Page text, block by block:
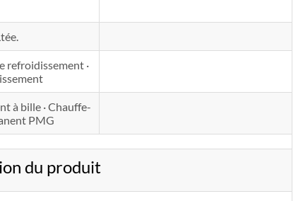
refroidissement ·
à bille · Chauffe-
PMG
du produit